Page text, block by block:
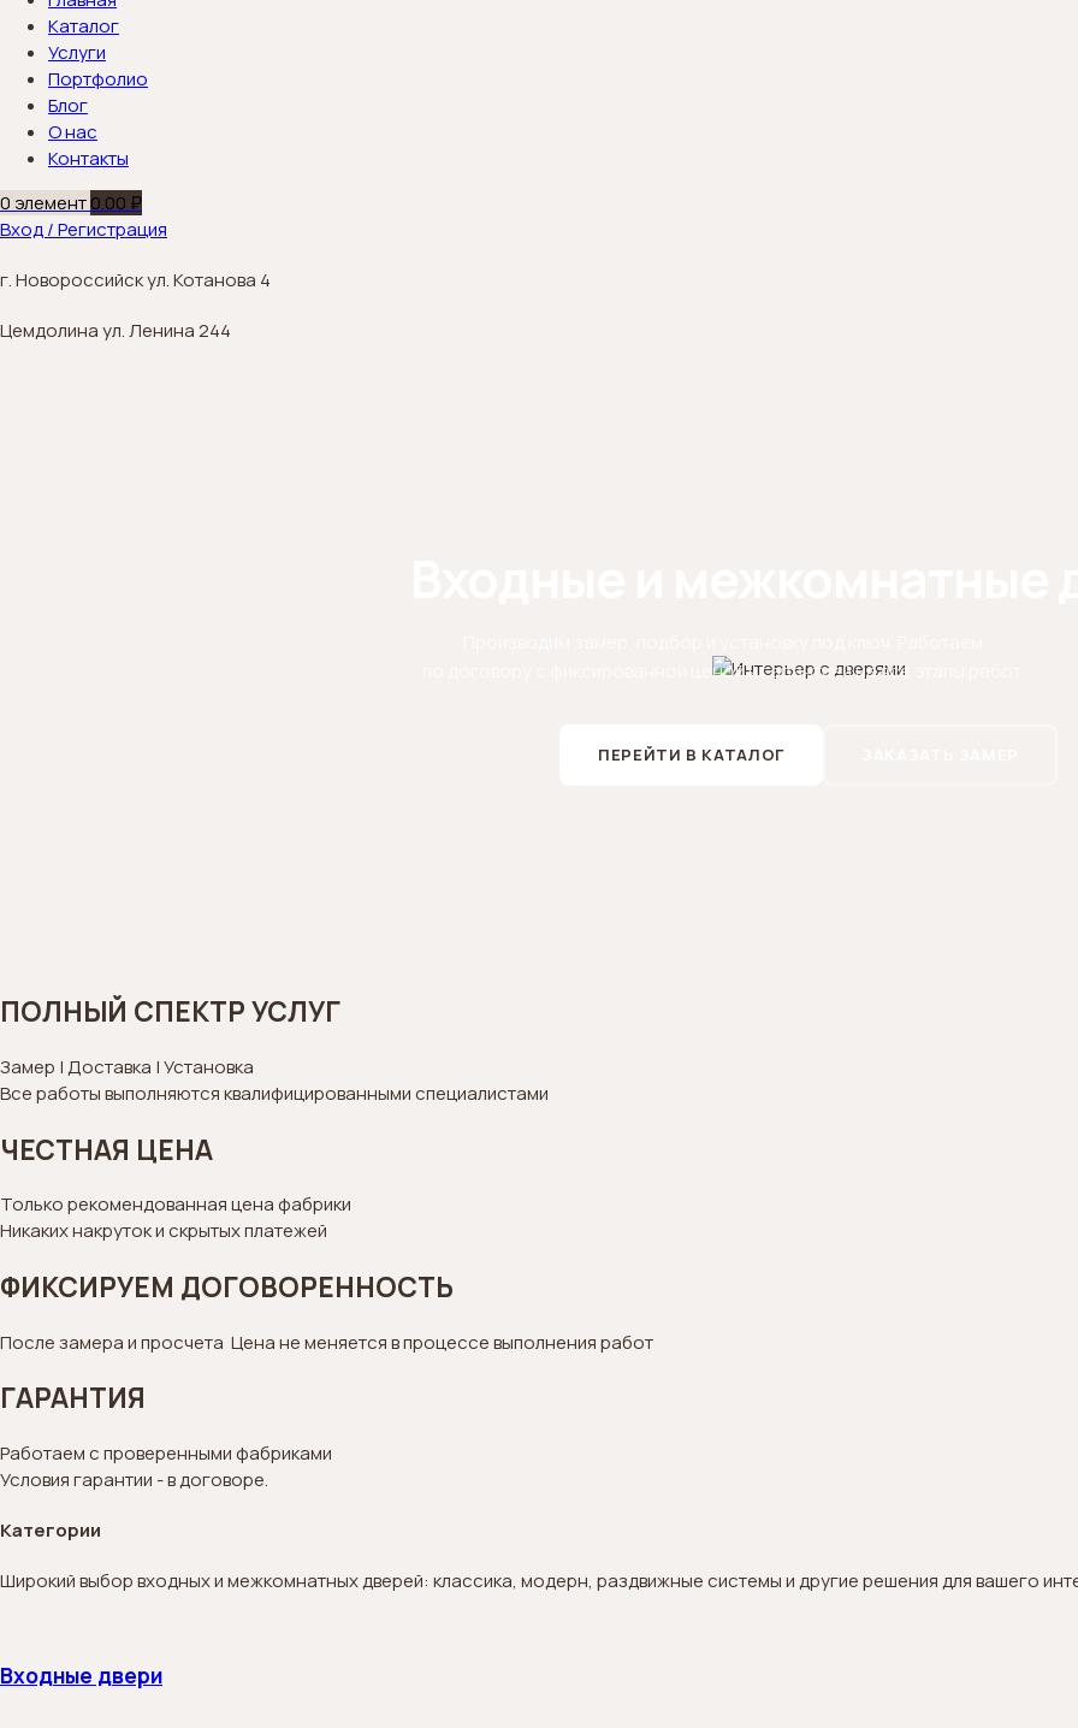
Каталог
Услуги
Портфолио
Блог
О нас
Контакты
0 элемент0.00 ₽
Вход / Регистрация
г. Новороссийск ул. Котанова 4
Цемдолина ул. Ленина 244
по договору с фиксированной ценой и гарантией на все этапы работ.
ПЕРЕЙТИ В КАТАЛОГ
ПОЛНЫЙ СПЕКТР УСЛУГ
Замер | Доставка | Установка
Все работы выполняются квалифицированными специалистами
ЧЕСТНАЯ ЦЕНА
Только рекомендованная цена фабрики
Никаких накруток и скрытых платежей
ФИКСИРУЕМ ДОГОВОРЕННОСТЬ
После замера и просчета Цена не меняется в процессе выполнения работ
ГАРАНТИЯ
Работаем с проверенными фабриками
Условия гарантии - в договоре.
Категории
Широкий выбор входных и межкомнатных дверей: классика, модерн, раздвижные системы и другие решения для вашего
Входные двери